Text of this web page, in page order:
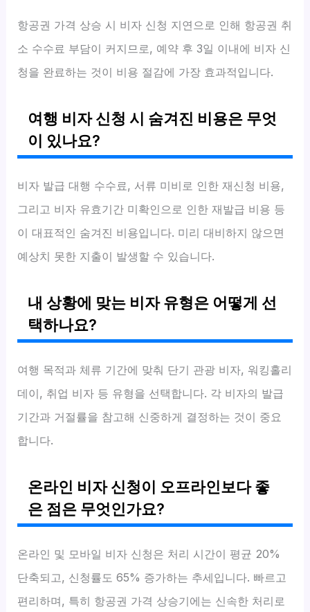
항공권 가격 상승 시 비자 신청 지연으로 인해 항공권 취
소 수수료 부담이 커지므로, 예약 후 3일 이내에 비자 신
청을 완료하는 것이 비용 절감에 가장 효과적입니다.
여행 비자 신청 시 숨겨진 비용은 무엇
이 있나요?
비자 발급 대행 수수료, 서류 미비로 인한 재신청 비용,
그리고 비자 유효기간 미확인으로 인한 재발급 비용 등
이 대표적인 숨겨진 비용입니다. 미리 대비하지 않으면
예상치 못한 지출이 발생할 수 있습니다.
내 상황에 맞는 비자 유형은 어떻게 선
택하나요?
여행 목적과 체류 기간에 맞춰 단기 관광 비자, 워킹홀리
데이, 취업 비자 등 유형을 선택합니다. 각 비자의 발급
기간과 거절률을 참고해 신중하게 결정하는 것이 중요
합니다.
온라인 비자 신청이 오프라인보다 좋
은 점은 무엇인가요?
온라인 및 모바일 비자 신청은 처리 시간이 평균 20%
단축되고, 신청률도 65% 증가하는 추세입니다. 빠르고
편리하며, 특히 항공권 가격 상승기에는 신속한 처리로